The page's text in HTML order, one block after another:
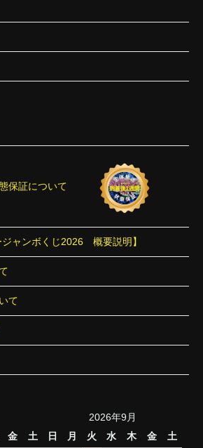
保証について
ジャンボくじ2026 概要説明】
て
金 土
2026年9月
日
月 火 水 木 金 土